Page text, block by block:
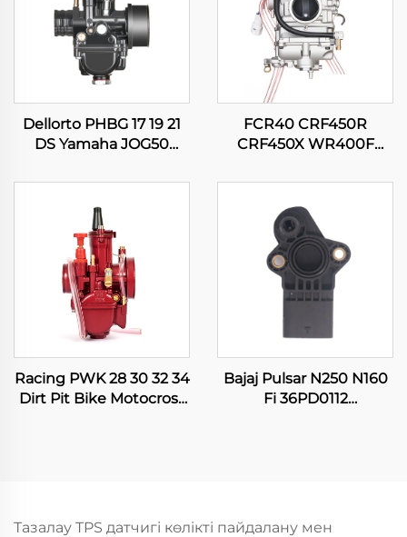
Dellorto PHBG 17 19 21
DS Yamaha JOG50
RG50 Honda DIO50
карбюратор
FCR40 CRF450R
CRF450X WR400F
YZ400F YZ426F YZ450F
Мотоцикл
карбюраторы
Racing PWK 28 30 32 34
Dirt Pit Bike Motocross
Bajaj Pulsar N250 N160
Fi 36PD0112
Тазалау TPS датчигі көлікті пайдалану мен